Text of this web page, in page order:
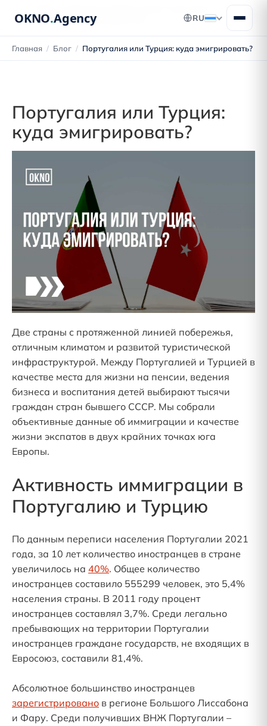
OKNO.Agency RU
Главная / Блог / Португалия или Турция: куда эмигрировать?
ВНЖ, ПМЖ и гражданства
Португалия или Турция:
куда эмигрировать?
Две страны с протяженной линией побережья,
отличным климатом и развитой туристической
инфраструктурой. Между Португалией и Турцией в
качестве места для жизни на пенсии, ведения
бизнеса и воспитания детей выбирают тысячи
граждан стран бывшего СССР. Мы собрали
объективные данные об иммиграции и качестве
жизни экспатов в двух крайних точках юга
Европы.
Активность иммиграции в
Португалию и Турцию
По данным переписи населения Португалии 2021
года, за 10 лет количество иностранцев в стране
увеличилось на 40%. Общее количество
иностранцев составило 555299 человек, это 5,4%
населения страны. В 2011 году процент
иностранцев составлял 3,7%. Среди легально
пребывающих на территории Португалии
иностранцев граждане государств, не входящих в
Евросоюз, составили 81,4%.
Абсолютное большинство иностранцев
зарегистрировано в регионе Большого Лиссабона
и Фару. Среди получивших ВНЖ Португалии –